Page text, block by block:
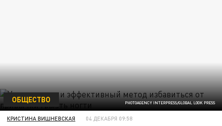
PHOTOAGENCY INTERPRESS/GLOBAL LOOK PRESS
ОБЩЕСТВО
КРИСТИНА ВИШНЕВСКАЯ 04 ДЕКАБРЯ 09:58